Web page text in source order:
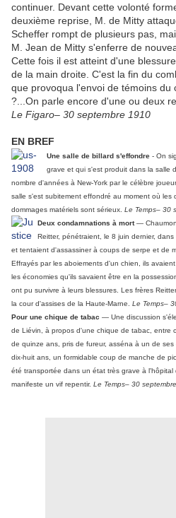
continuer. Devant cette volonté
deuxième reprise, M. de Mitty
Scheffer rompt de plusieurs pas,
M. Jean de Mitty s'enferre de
Cette fois il est atteint d'une
de la main droite. C'est la fin du
que provoqua l'envoi de témoins du
?...On parle encore d'une ou deux
Le Figaro– 30 septembre 1910
EN BREF
Une salle de billard s'effondre - On
grave et qui s'est produit dans la salle
nombre d'années à New-York par le célèbre
salle s'est subitement effondré au moment où les
dommages matériels sont sérieux. Le Temps– 30
Deux condamnations à mort—
Reitter, pénétraient, le 8 juin dernier,
et tentaient d'assassiner à coups de serpe et de
Effrayés par les aboiements d'un chien, ils
les économies qu'ils savaient être en la
ont pu survivre à leurs blessures. Les frères
la cour d'assises de la Haute-Marne. Le Temps–
Pour une chique de tabac — Une discussion
de Liévin, à propos d'une chique de tabac, entre
de quinze ans, pris de fureur, asséna à un de
dix-huit ans, un formidable coup de manche de
été transportée dans un état très grave à l'hôpital
manifeste un vif repentir. Le Temps– 30